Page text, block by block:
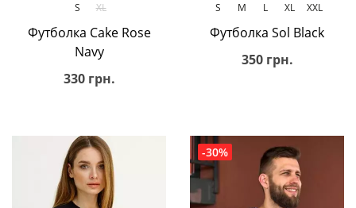
S XL
Футболка Cake Rose
Navy
330 грн.
S M L XL XXL
Футболка Sol Black
350 грн.
-30%